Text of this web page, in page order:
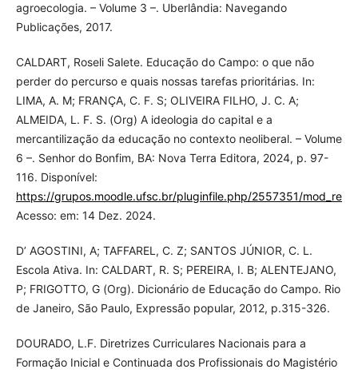
agroecologia. – Volume 3 –. Uberlândia: Navegando
Publicações, 2017.
CALDART, Roseli Salete. Educação do Campo: o que não
perder do percurso e quais nossas tarefas prioritárias. In:
LIMA, A. M; FRANÇA, C. F. S; OLIVEIRA FILHO, J. C. A;
ALMEIDA, L. F. S. (Org) A ideologia do capital e a
mercantilização da educação no contexto neoliberal. – Volume
6 –. Senhor do Bonfim, BA: Nova Terra Editora, 2024, p. 97-
116. Disponível:
https://grupos.moodle.ufsc.br/pluginfile.php/2557351/
Acesso: em: 14 Dez. 2024.
D’ AGOSTINI, A; TAFFAREL, C. Z; SANTOS JÚNIOR, C. L.
Escola Ativa. In: CALDART, R. S; PEREIRA, I. B; ALENTEJANO,
P; FRIGOTTO, G (Org). Dicionário de Educação do Campo. Rio
de Janeiro, São Paulo, Expressão popular, 2012, p.315-326.
DOURADO, L.F. Diretrizes Curriculares Nacionais para a
Formação Inicial e Continuada dos Profissionais do Magistério